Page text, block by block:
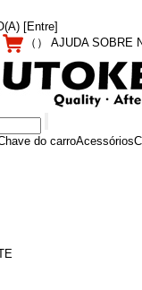
[Entre]
（ ） AJUDA SOBRE
do carroAcessórios